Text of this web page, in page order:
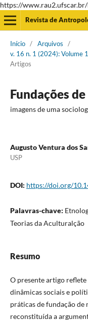
https://
Revista de
Início / Arquivos
/
v. 16 n. 1 (2024): Volume
Artigos
Fundações
imagens de uma
Augusto Ventura dos
USP
DOI: https://doi.org/
Palavras-chave:
Teorias da Aculturalção
Resumo
O presente artigo
dinâmicas sociais e
práticas de fundação de
reconstituída a